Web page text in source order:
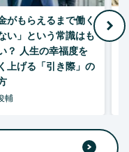
がもらえるまで働く
い」という常識はも
？ 人生の幸福度を
上げる「引き際」の
輔